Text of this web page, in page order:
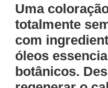
Uma
totalmente
com
óleos
botânicos.